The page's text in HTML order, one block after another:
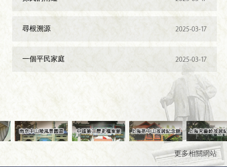
2025-03-17
尋根溯源
2025-03-17
一個平民家庭
更多相關網站